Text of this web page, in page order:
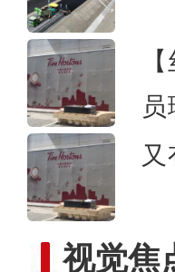
视觉焦